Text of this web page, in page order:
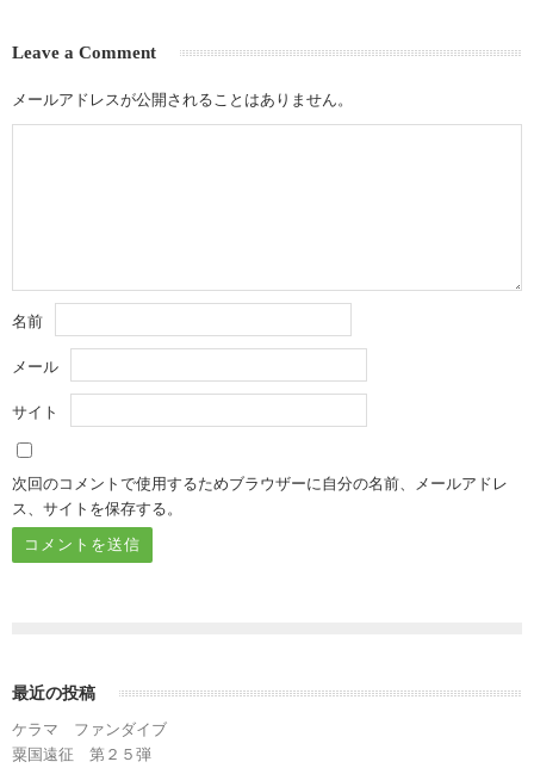
Leave a Comment
メールアドレスが公開されることはありません。
名前
メール
サイト
次回のコメントで使用するためブラウザーに自分の名前、メールアドレ
ス、サイトを保存する。
最近の投稿
ケラマ ファンダイブ
粟国遠征 第２５弾